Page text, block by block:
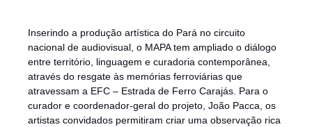
Inserindo a produção artística do Pará no circuito
nacional de audiovisual, o MAPA tem ampliado o diálogo
entre território, linguagem e curadoria contemporânea,
através do resgate às memórias ferroviárias que
atravessam a EFC – Estrada de Ferro Carajás. Para o
curador e coordenador-geral do projeto, João Pacca, os
artistas convidados permitiram criar uma observação rica